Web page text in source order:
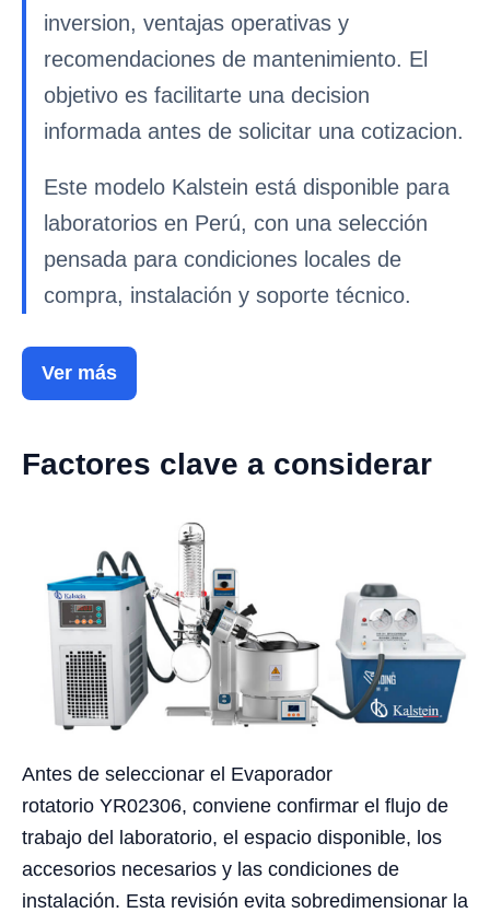
inversion, ventajas operativas y
recomendaciones de mantenimiento. El
objetivo es facilitarte una decision
informada antes de solicitar una cotizacion.
Este modelo Kalstein está disponible para
laboratorios en Perú, con una selección
pensada para condiciones locales de
compra, instalación y soporte técnico.
Ver más
Factores clave a considerar
Antes de seleccionar el Evaporador
rotatorio YR02306, conviene confirmar el flujo de
trabajo del laboratorio, el espacio disponible, los
accesorios necesarios y las condiciones de
instalación. Esta revisión evita sobredimensionar la